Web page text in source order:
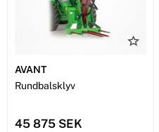
AVANT
Rundbalsklyv
45 875 SEK